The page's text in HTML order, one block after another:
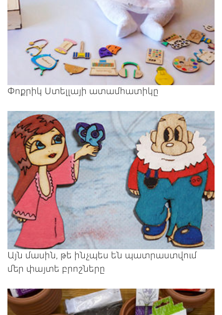
Փոքրիկ Ստելլայի ատամհատիկը
Այն մասին, թե ինչպես են պատրաստվում
մեր փայտե բրոշները